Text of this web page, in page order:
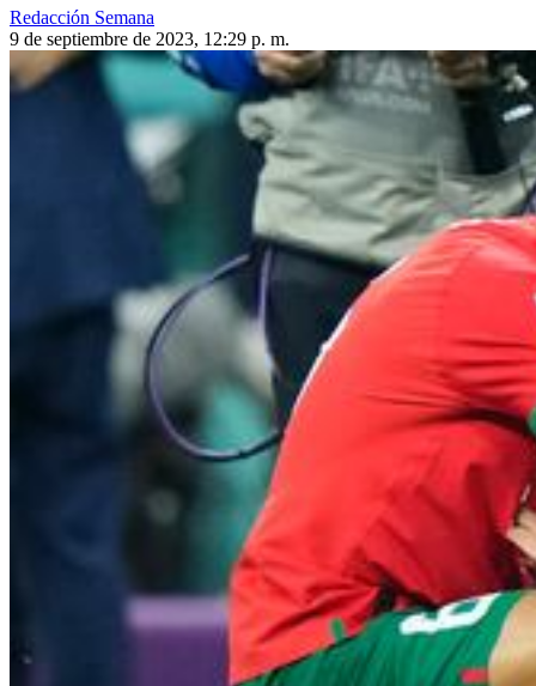
Redacción Semana
9 de septiembre de 2023, 12:29 p. m.